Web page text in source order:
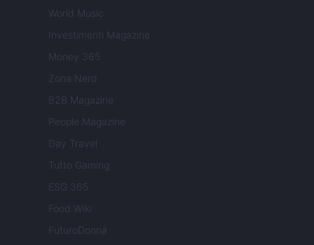
World Music
Investimenti Magazine
Money 365
Zona Nerd
B2B Magazine
People Magazine
Day Travel
Tutto Gaming
ESG 365
Food Wiki
FuturoDonna